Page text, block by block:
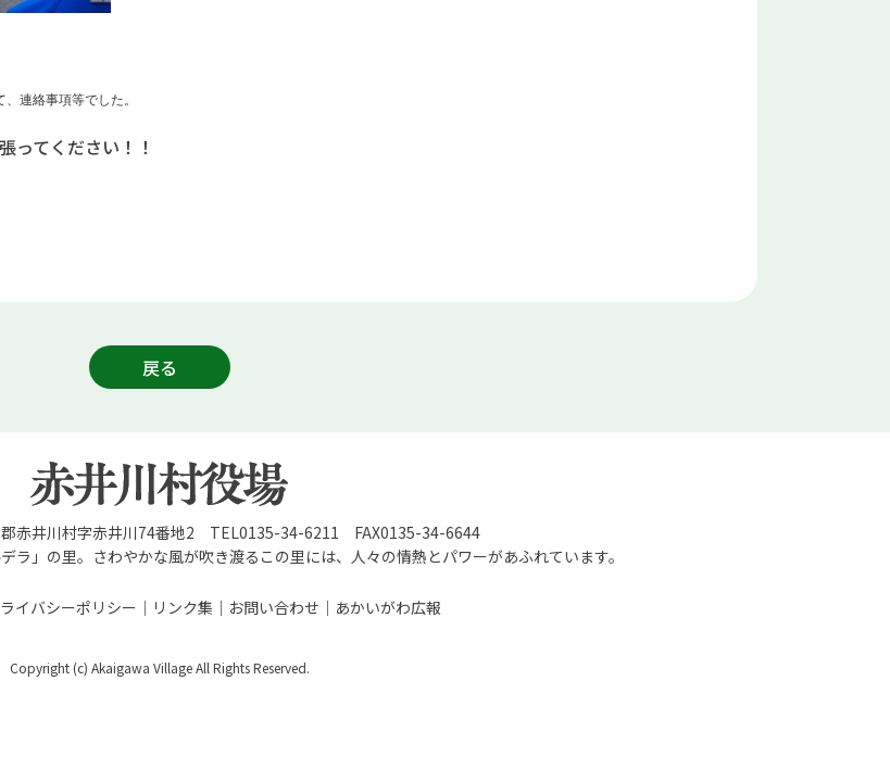
連絡事項等でした。
ってください！！
戻る
郡赤井川村字赤井川74番地2 TEL0135-34-6211 FAX0135-34-6644
ラ」の里。さわやかな風が吹き渡るこの里には、人々の情熱とパワーがあふれています。
イバシーポリシー リンク集 お問い合わせ あかいがわ広報
Copyright (c) Akaigawa Village All Rights Reserved.